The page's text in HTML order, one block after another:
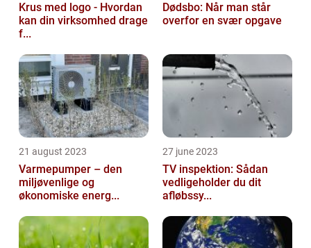
Krus med logo - Hvordan
kan din virksomhed drage
f...
Dødsbo: Når man står
overfor en svær opgave
21 august 2023
Varmepumper – den
miljøvenlige og
økonomiske energ...
27 june 2023
TV inspektion: Sådan
vedligeholder du dit
afløbssy...